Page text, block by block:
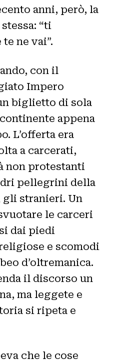
anni, però, la
“ti
ne vai”.
con il
Impero
biglietto di sola
appena
L’offerta era
a carcerati,
non protestanti
pellegrini della
gli stranieri. Un
le carceri
dai piedi
e scomodi
d’oltremanica.
il discorso un
ma leggete e
si ripeta e
che le cose